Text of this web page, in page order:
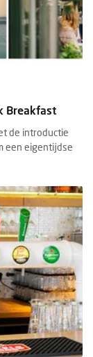
Breakfast
de introductie
een eigentijdse